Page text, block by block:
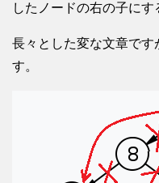
したノードの右の子にす
長々とした変な文章で
す。